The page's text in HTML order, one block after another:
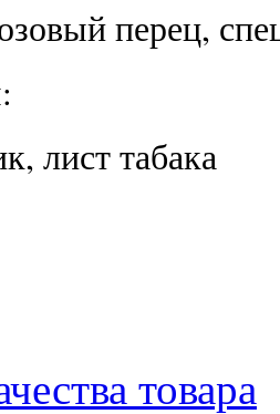
перец,
лист табака
товара